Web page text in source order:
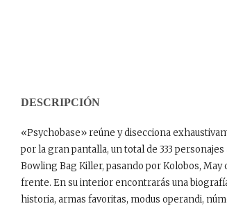
DESCRIPCIÓN
«Psychobase» reúne y disecciona
por la gran pantalla, un total de 333
Bowling Bag Killer, pasando por Kolobos,
frente. En su interior encontrarás una
historia, armas favoritas, modus operandi,